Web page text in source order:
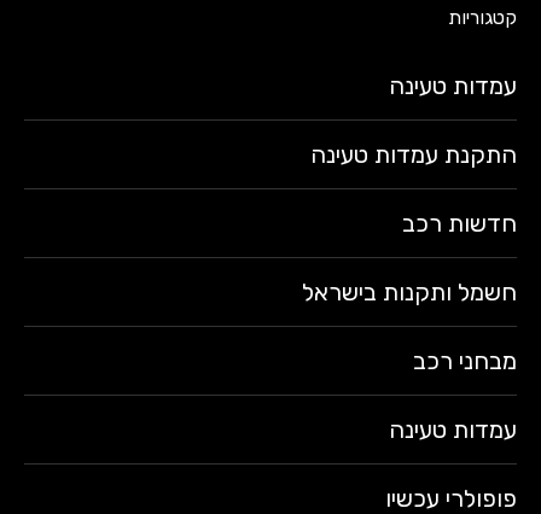
קטגוריות
עמדות טעינה
התקנת עמדות טעינה
חדשות רכב
חשמל ותקנות בישראל
מבחני רכב
עמדות טעינה
פופולרי עכשיו